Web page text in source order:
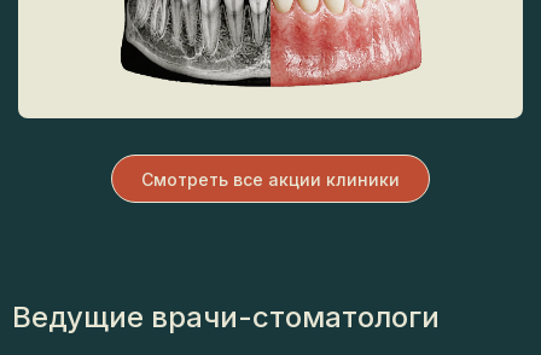
Смотреть все акции клиники
Ведущие врачи-стоматологи